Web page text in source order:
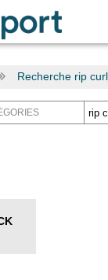
Recherche rip